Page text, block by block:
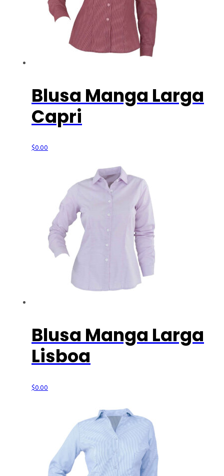
Blusa Manga Larga
Capri
$0.00
Blusa Manga Larga
Lisboa
$0.00